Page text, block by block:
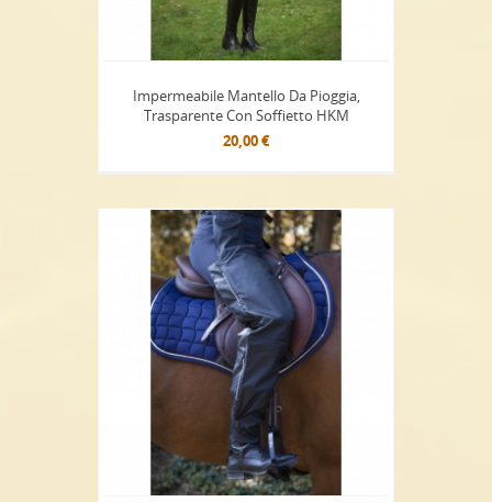
Impermeabile Mantello Da Pioggia,
Trasparente Con Soffietto HKM
20,00 €